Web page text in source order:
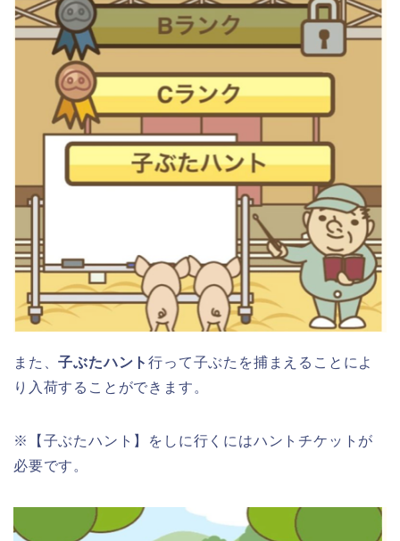
また、子ぶたハント行って子ぶたを捕まえることによ
り入荷することができます。
※【子ぶたハント】をしに行くにはハントチケットが
必要です。